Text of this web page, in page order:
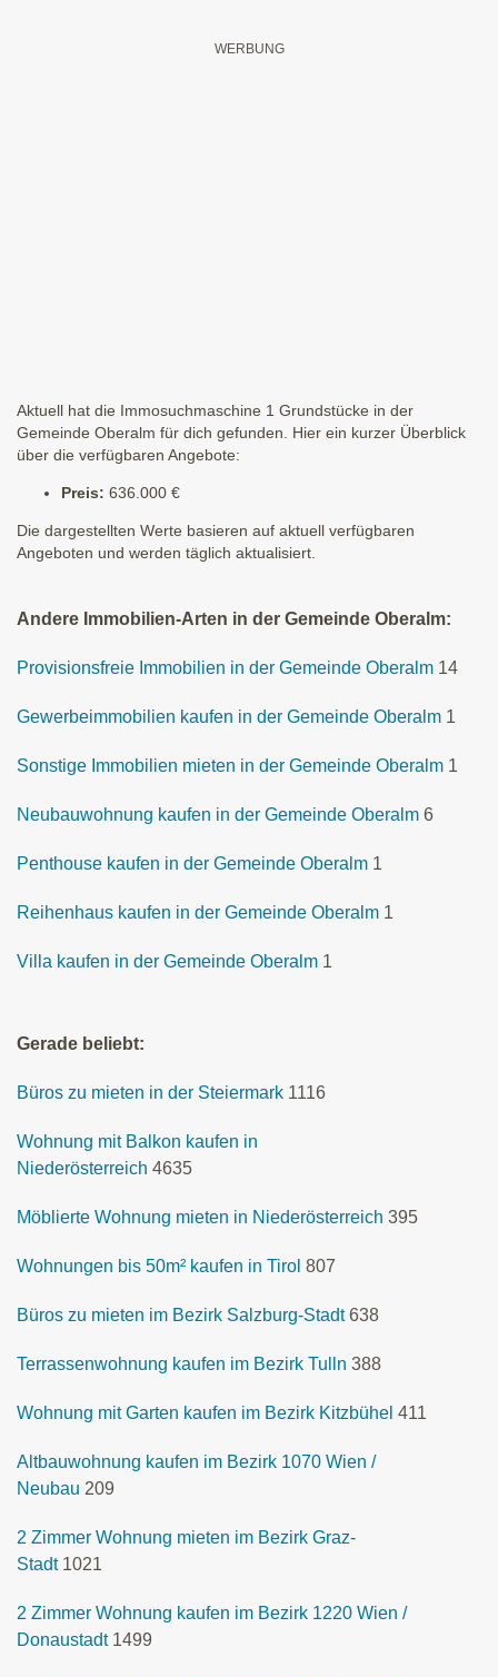
Aktuell hat die Immosuchmaschine 1 Grundstücke in der
Gemeinde Oberalm für dich gefunden. Hier ein kurzer Überblick
über die verfügbaren Angebote:
Preis: 636.000 €
Die dargestellten Werte basieren auf aktuell verfügbaren
Angeboten und werden täglich aktualisiert.
Andere Immobilien-Arten in der Gemeinde Oberalm:
Provisionsfreie Immobilien in der Gemeinde Oberalm 14
Gewerbeimmobilien kaufen in der Gemeinde Oberalm 1
Sonstige Immobilien mieten in der Gemeinde Oberalm 1
Neubauwohnung kaufen in der Gemeinde Oberalm 6
Penthouse kaufen in der Gemeinde Oberalm 1
Reihenhaus kaufen in der Gemeinde Oberalm 1
Villa kaufen in der Gemeinde Oberalm 1
Gerade beliebt:
Büros zu mieten in der Steiermark 1116
Wohnung mit Balkon kaufen in
Niederösterreich 4635
Möblierte Wohnung mieten in Niederösterreich 395
Wohnungen bis 50m² kaufen in Tirol 807
Büros zu mieten im Bezirk Salzburg-Stadt 638
Terrassenwohnung kaufen im Bezirk Tulln 388
Wohnung mit Garten kaufen im Bezirk Kitzbühel 411
Altbauwohnung kaufen im Bezirk 1070 Wien /
Neubau 209
2 Zimmer Wohnung mieten im Bezirk Graz-
Stadt 1021
2 Zimmer Wohnung kaufen im Bezirk 1220 Wien /
Donaustadt 1499